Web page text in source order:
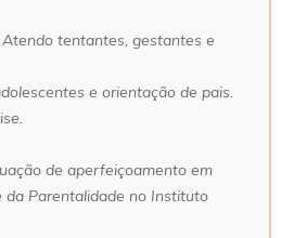
tentantes, gestantes e
e orientação de pais.
de aperfeiçoamento em
da Parentalidade no Instituto